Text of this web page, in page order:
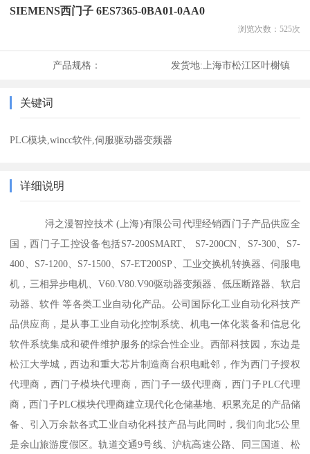
SIEMENS西门子 6ES7365-0BA01-0AA0
浏览次数： 525次
产品规格： 发货地: 上海市松江区叶榭镇
关键词
PLC模块,wincc软件,伺服驱动器变频器
详细说明
浔之漫智控技术 (上海)有限公司代理经销西门子产品供应全
国，西门子工控设备包括S7-200SMART、 S7-200CN、S7-300、S7-
400、S7-1200、S7-1500、S7-ET200SP、工业交换机转换器、伺服电
机，三相异步电机、V60.V80.V90驱动器变频器、低压断路器、软启
动器、软件 等各类工业自动化产品。公司国际化工业自动化科技产
品供应商，是从事工业自动化控制系统、机电一体化装备和信息化
软件系统集成和硬件维护服务的综合性企业。西部科技园，东边是
松江大学城，西边和重大芯片制造商台积电毗邻，作为西门子授权
代理商，西门子模块代理商，西门子一级代理商，西门子PLC代理
商，西门子PLC模块代理商建立现代化仓储基地、积累充足的产品储
备、引入万余款各式工业自动化科技产品与此同时，我们向北5公里
是余山旅游度假区。轨道交通9号线、沪杭高速公路、同三国道、松